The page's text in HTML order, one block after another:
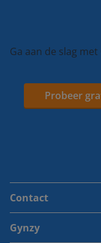
Ga aan de slag met
Probeer
Contact
Gynzy